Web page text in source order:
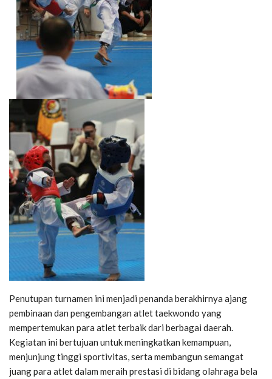
Penutupan turnamen ini menjadi penanda berakhirnya ajang
pembinaan dan pengembangan atlet taekwondo yang
mempertemukan para atlet terbaik dari berbagai daerah.
Kegiatan ini bertujuan untuk meningkatkan kemampuan,
menjunjung tinggi sportivitas, serta membangun semangat
juang para atlet dalam meraih prestasi di bidang olahraga bela